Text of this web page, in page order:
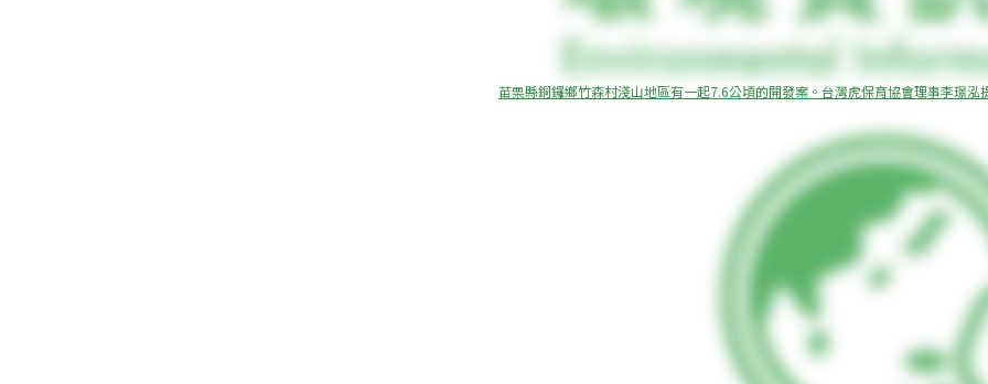
苗栗縣銅鑼鄉竹森村淺山地區有一起7.6公頃的開發案。台灣虎保育協會理事李璟泓